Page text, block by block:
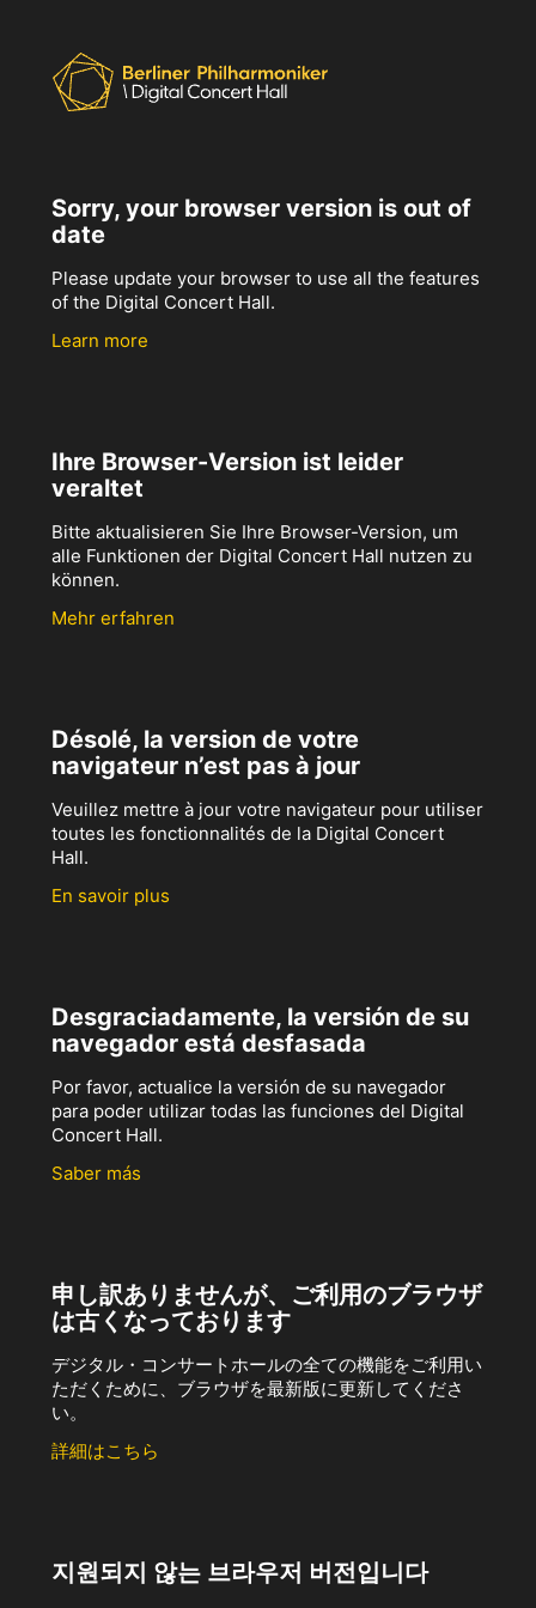
Sorry, your browser version is out of
date
Please update your browser to use all the features
of the Digital Concert Hall.
Learn more
Ihre Browser-Version ist leider
veraltet
Bitte aktualisieren Sie Ihre Browser-Version, um
alle Funktionen der Digital Concert Hall nutzen zu
können.
Mehr erfahren
Désolé, la version de votre
navigateur n’est pas à jour
Veuillez mettre à jour votre navigateur pour utiliser
toutes les fonctionnalités de la Digital Concert
Hall.
En savoir plus
Desgraciadamente, la versión de su
navegador está desfasada
Por favor, actualice la versión de su navegador
para poder utilizar todas las funciones del Digital
Concert Hall.
Saber más
申し訳ありませんが、ご利用のブラウザ
は古くなっております
デジタル・コンサートホールの全ての機能をご利用い
ただくために、ブラウザを最新版に更新してくださ
い。
詳細はこちら
지원되지 않는 브라우저 버전입니다